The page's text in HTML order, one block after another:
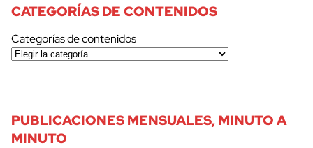
CATEGORÍAS DE CONTENIDOS
Categorías de contenidos
PUBLICACIONES MENSUALES, MINUTO A
MINUTO